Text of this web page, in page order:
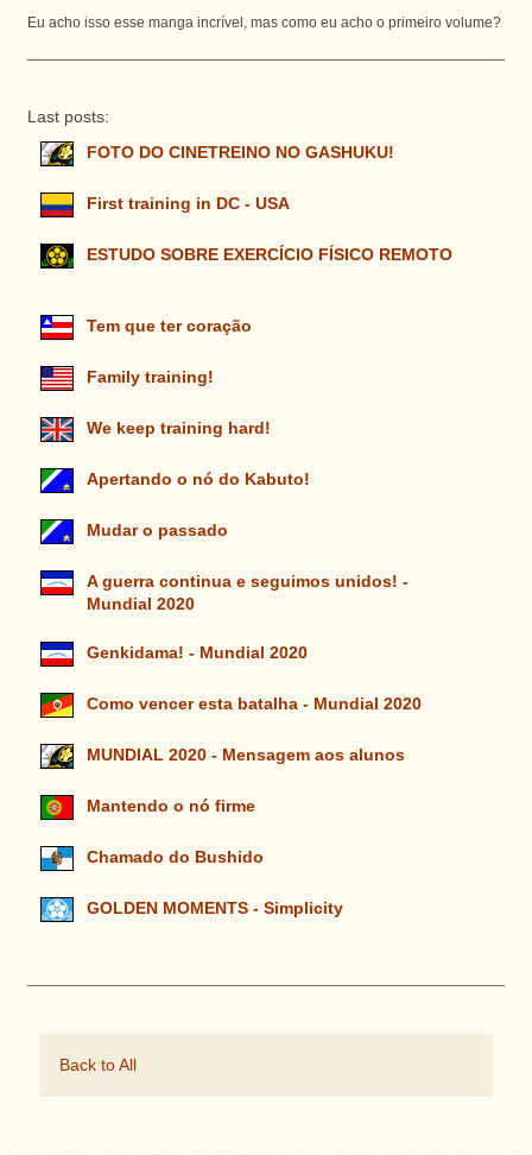
Eu acho isso esse manga incrível, mas como eu acho o primeiro volume?
Last posts:
FOTO DO CINETREINO NO GASHUKU!
First training in DC - USA
ESTUDO SOBRE EXERCÍCIO FÍSICO REMOTO
Tem que ter coração
Family training!
We keep training hard!
Apertando o nó do Kabuto!
Mudar o passado
A guerra continua e seguimos unidos! -
Mundial 2020
Genkidama! - Mundial 2020
Como vencer esta batalha - Mundial 2020
MUNDIAL 2020 - Mensagem aos alunos
Mantendo o nó firme
Chamado do Bushido
GOLDEN MOMENTS - Simplicity
Back to All